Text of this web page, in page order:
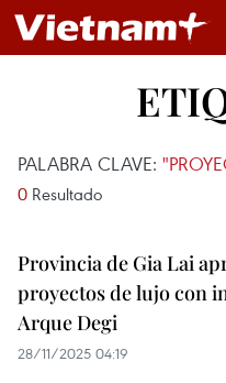
PALABRA CLAVE:
0 Resultado
Provincia de Gia Lai
proyectos de lujo con
Arque Degi
28/11/2025 04:19